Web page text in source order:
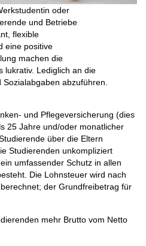
oder
und Betriebe
flexible
eine positive
machen die
lukrativ. Lediglich an die
abzuführen.
und Pflegeversicherung (dies
25 Jahre und/oder monatlicher
über die Eltern
Studierenden unkompliziert
umfassender Schutz in allen
Die Lohnsteuer wird nach
der Grundfreibetrag für
mehr Brutto vom Netto